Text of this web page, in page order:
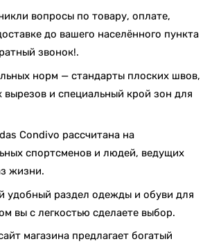
вопросы по товару, оплате,
до вашего населённого пункта
звонок!.
норм — стандарты плоских швов,
вырезов и специальный крой зон для
Condivo рассчитана на
спортсменов и людей, ведущих
жизни.
удобный раздел одежды и обуви для
вы с легкостью сделаете выбор.
магазина предлагает богатый